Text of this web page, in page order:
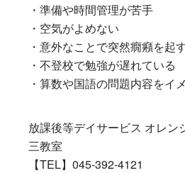
・準備や時間管理が苦手
・空気がよめない
・意外なことで突然癇癪を起
・不登校で勉強が遅れている
・算数や国語の問題内容をイ
放課後等デイサービス オレン
三教室
【TEL】045-392-4121